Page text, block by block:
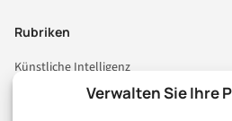
Verwalten Sie Ihre
Rubriken
Künstliche Intelligenz
Technologie & IT